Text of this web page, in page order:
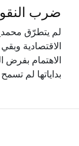
ضرب
لم يتطرّق محمد_
الاقتصادية
الاهتمام بفرض
بداياتها لم